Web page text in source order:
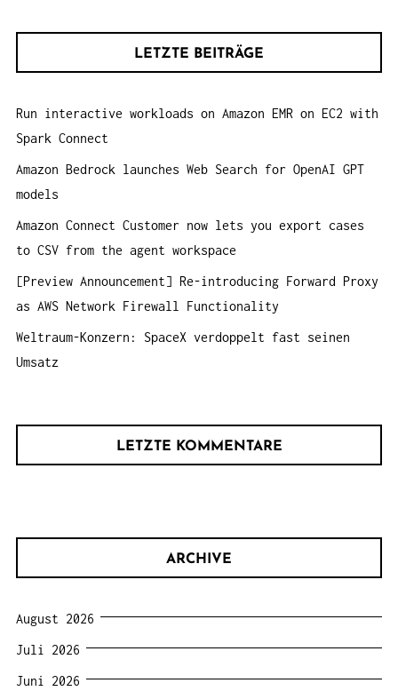
A
O
N
a
c
h
:
LETZTE BEITRÄGE
Run interactive workloads on Amazon EMR on EC2 with
Spark Connect
Amazon Bedrock launches Web Search for OpenAI GPT
models
Amazon Connect Customer now lets you export cases
to CSV from the agent workspace
[Preview Announcement] Re-introducing Forward Proxy
as AWS Network Firewall Functionality
Weltraum-Konzern: SpaceX verdoppelt fast seinen
Umsatz
LETZTE KOMMENTARE
ARCHIVE
August 2026
Juli 2026
Juni 2026